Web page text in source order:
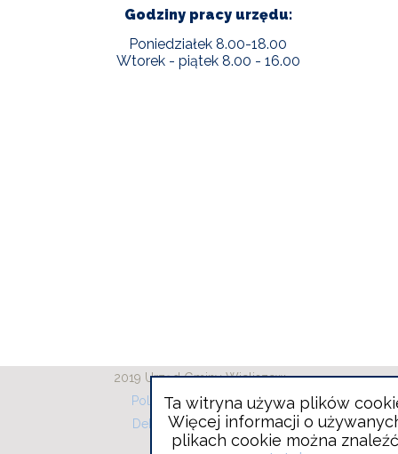
Ta witryna używa plików
Więcej informacji o
plikach cookie można znaleźć
Godziny pracy urzędu:
Poniedziałek 8.00-18.00
Wtorek - piątek 8.00 - 16.00
2019 Urząd Gminy Wieliszew
Polityka plików cookies
Deklaracja dostępności
RODO